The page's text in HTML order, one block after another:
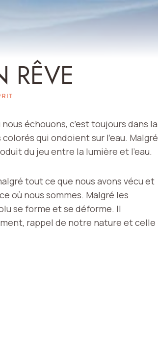
RÊVE
échouons, c’est toujours dans la
qui ondoient sur l’eau. Malgré
du jeu entre la lumière et l’eau.
tout ce que nous avons vécu et
où nous sommes. Malgré les
se forme et se déforme. Il
rappel de notre nature et celle